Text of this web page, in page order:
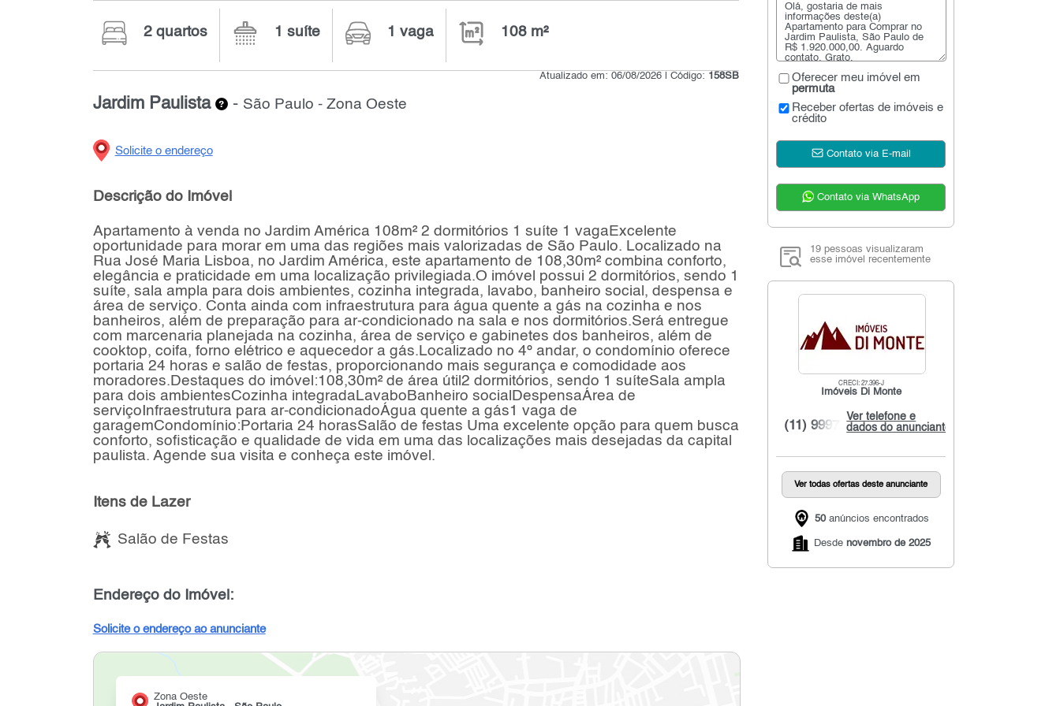
2 quartos 1 suíte 1 vaga 108 m²
Atualizado em: 06/08/2026 | Código: 158SB
Jardim Paulista - São Paulo - Zona Oeste
Solicite o endereço
Descrição do Imóvel
Apartamento à venda no Jardim América 108m² 2 dormitórios 1 suíte 1 vagaExcelente
oportunidade para morar em uma das regiões mais valorizadas de São Paulo. Localizado na
Rua José Maria Lisboa, no Jardim América, este apartamento de 108,30m² combina conforto,
elegância e praticidade em uma localização privilegiada.O imóvel possui 2 dormitórios, sendo 1
suíte, sala ampla para dois ambientes, cozinha integrada, lavabo, banheiro social, despensa e
área de serviço. Conta ainda com infraestrutura para água quente a gás na cozinha e nos
banheiros, além de preparação para ar-condicionado na sala e nos dormitórios.Será entregue
com marcenaria planejada na cozinha, área de serviço e gabinetes dos banheiros, além de
cooktop, coifa, forno elétrico e aquecedor a gás.Localizado no 4º andar, o condomínio oferece
portaria 24 horas e salão de festas, proporcionando mais segurança e comodidade aos
moradores.Destaques do imóvel:108,30m² de área útil2 dormitórios, sendo 1 suíteSala ampla
para dois ambientesCozinha integradaLavaboBanheiro socialDespensaÁrea de
serviçoInfraestrutura para ar-condicionadoÁgua quente a gás1 vaga de
garagemCondomínio:Portaria 24 horasSalão de festas Uma excelente opção para quem busca
conforto, sofisticação e qualidade de vida em uma das localizações mais desejadas da capital
paulista. Agende sua visita e conheça este imóvel.
Itens de Lazer
Salão de Festas
Endereço do Imóvel:
Solicite o endereço ao anunciante
Zona Oeste
Oferecer meu imóvel em
permuta
Receber ofertas de imóveis e
crédito
Contato via E-mail
Contato via WhatsApp
19 pessoas visualizaram
esse imóvel recentemente
CRECI: 27.396-J
Imóveis Di Monte
Ver telefone e
dados do anunciante
(11) 9997...
Ver todas ofertas deste anunciante
50anúncios encontrados
Desde novembro de 2025